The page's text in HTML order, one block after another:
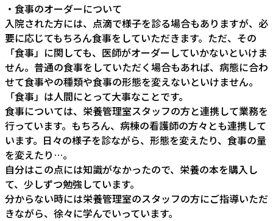
・食事のオーダーについて
入院された方には、点滴で様子を診る場合もありますが、必
要に応じてもちろん食事をしていただきます。ただ、その
「食事」に関しても、医師がオーダーしていかないといけま
せん。普通の食事をしていただく場合もあれば、病態に合わ
せて食事やの種類や食事の形態を変えないといけません。
「食事」は人間にとって大事なことです。
食事については、栄養管理室スタッフの方と連携して業務を
行っています。もちろん、病棟の看護師の方々とも連携して
います。日々の様子を診ながら、形態を変えたり、食事の量
を変えたり…。
自分はこの点には知識がなかったので、栄養の本を購入し
て、少しずつ勉強しています。
分からない時には栄養管理室のスタッフの方にご指導いただ
きながら、徐々に学んでいっています。